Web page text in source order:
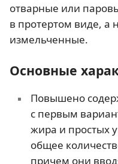
отварные или
в протертом виде, а
измельченные.
Основные
Повышено
с первым
жира и простых
общее
причем они